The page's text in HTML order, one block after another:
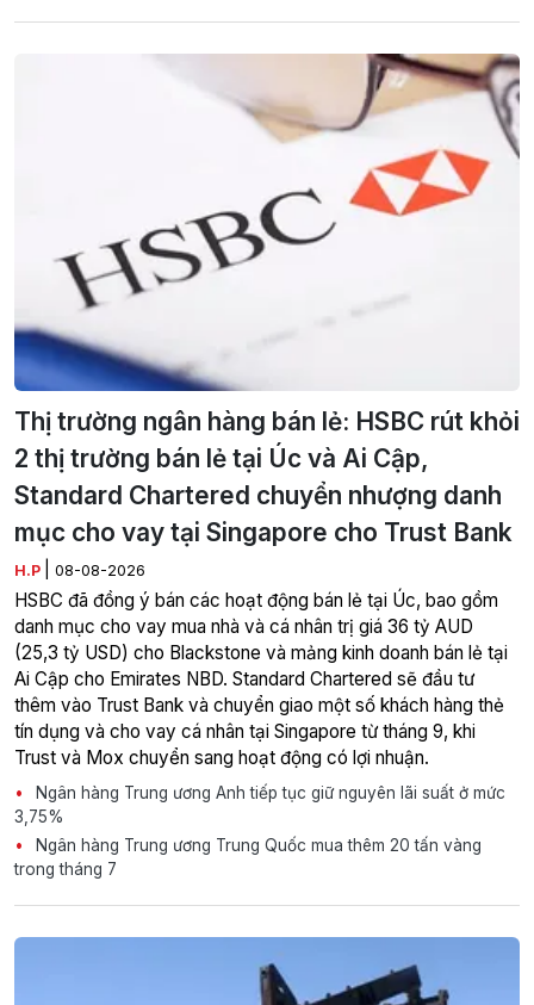
Thị trường ngân hàng bán lẻ: HSBC rút khỏi
2 thị trường bán lẻ tại Úc và Ai Cập,
Standard Chartered chuyển nhượng danh
mục cho vay tại Singapore cho Trust Bank
H.P 08-08-2026
HSBC đã đồng ý bán các hoạt động bán lẻ tại Úc, bao gồm
danh mục cho vay mua nhà và cá nhân trị giá 36 tỷ AUD
(25,3 tỷ USD) cho Blackstone và mảng kinh doanh bán lẻ tại
Ai Cập cho Emirates NBD. Standard Chartered sẽ đầu tư
thêm vào Trust Bank và chuyển giao một số khách hàng thẻ
tín dụng và cho vay cá nhân tại Singapore từ tháng 9, khi
Trust và Mox chuyển sang hoạt động có lợi nhuận.
Ngân hàng Trung ương Anh tiếp tục giữ nguyên lãi suất ở mức
3,75%
Ngân hàng Trung ương Trung Quốc mua thêm 20 tấn vàng
trong tháng 7